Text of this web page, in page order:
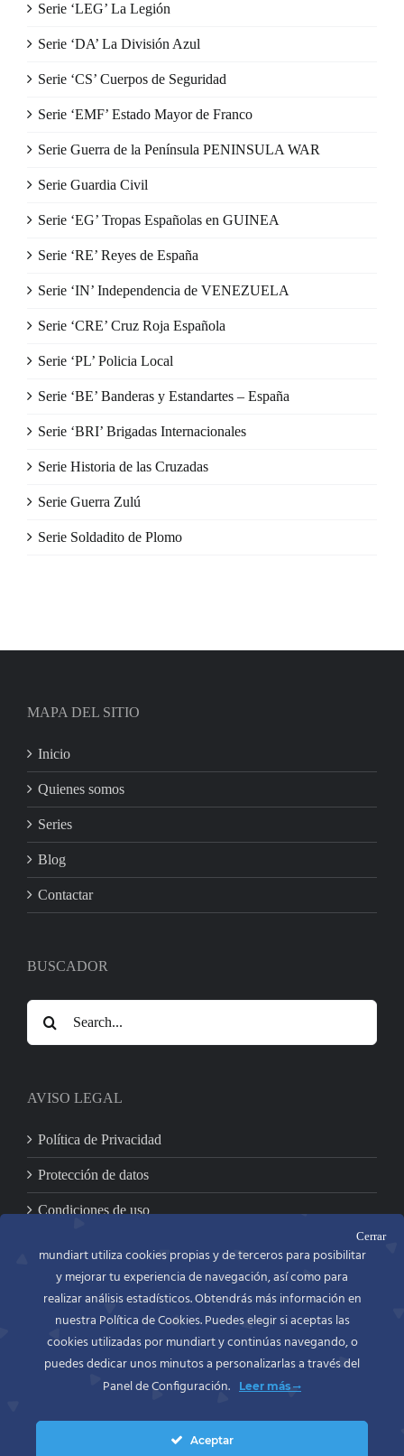
Serie ‘LEG’ La Legión
Serie ‘DA’ La División Azul
Serie ‘CS’ Cuerpos de Seguridad
Serie ‘EMF’ Estado Mayor de Franco
Serie Guerra de la Península PENINSULA WAR
Serie Guardia Civil
Serie ‘EG’ Tropas Españolas en GUINEA
Serie ‘RE’ Reyes de España
Serie ‘IN’ Independencia de VENEZUELA
Serie ‘CRE’ Cruz Roja Española
Serie ‘PL’ Policia Local
Serie ‘BE’ Banderas y Estandartes – España
Serie ‘BRI’ Brigadas Internacionales
Serie Historia de las Cruzadas
Serie Guerra Zulú
Serie Soldadito de Plomo
MAPA DEL SITIO
Inicio
Quienes somos
Series
Blog
Contactar
BUSCADOR
Search
for:
AVISO LEGAL
Política de Privacidad
Protección de datos
Condiciones de uso
CONTACTO
MUNDIART
Miniaturas en metal, S.L.
C/. Bailén, 54 bajo
46100 BURJASSOT (Valencia)
España (Spain)
Tel. y Fax.: +34 963900965
Cerrar
mundiart utiliza cookies propias y de terceros para posibilitar
y mejorar tu experiencia de navegación, así como para
realizar análisis estadísticos. Obtendrás más información en
nuestra Política de Cookies. Puedes elegir si aceptas las
cookies utilizadas por mundiart y continúas navegando, o
puedes dedicar unos minutos a personalizarlas a través del
Panel de Configuración.
Leer más
Aceptar